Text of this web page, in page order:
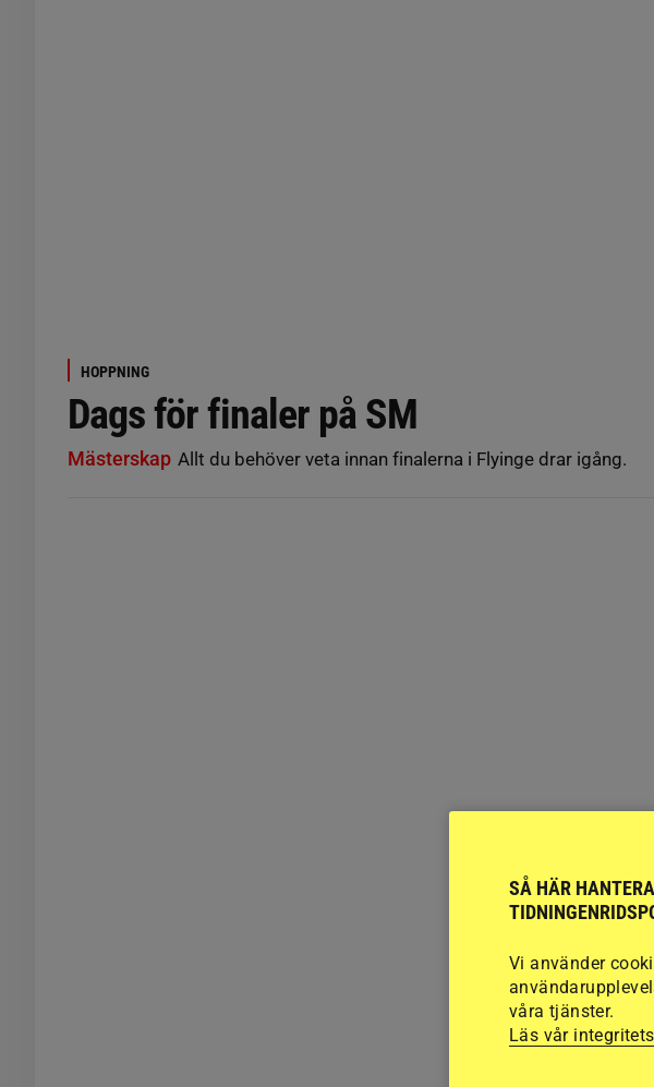
HOPPNING
Dags för finaler på SM
Mästerskap Allt du behöver veta innan finalerna i Flyinge drar igång.
SÅ HÄR
Vi använder
våra tjänster.
Läs vår